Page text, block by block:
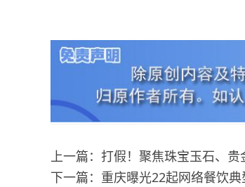
上一篇：打假！聚焦珠宝玉石、
下一篇：重庆曝光22起网络餐饮